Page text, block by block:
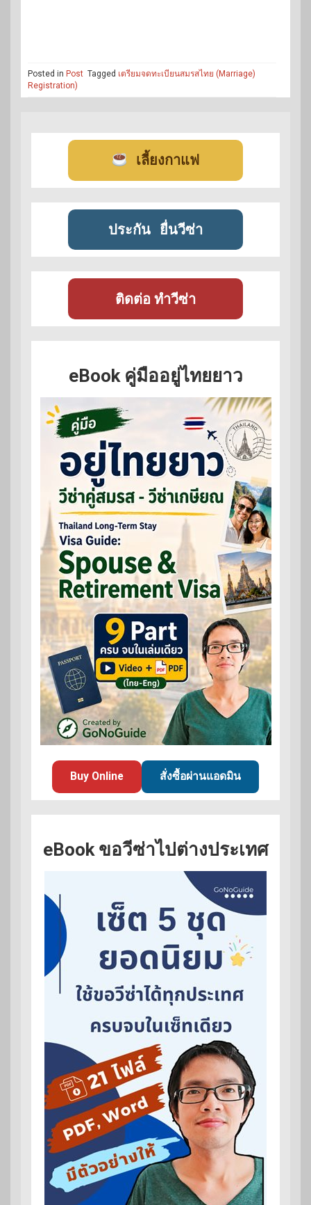
Posted in Post Tagged เตรียมจดทะเบียนสมรสไทย (Marriage)
Registration)
เลี้ยงกาแฟ
ประกัน ยื่นวีซ่า
ติดต่อ ทำวีซ่า
eBook คู่มืออยู่ไทยยาว
Buy Online สั่งซื้อผ่านแอดมิน
eBook ขอวีซ่าไปต่างประเทศ